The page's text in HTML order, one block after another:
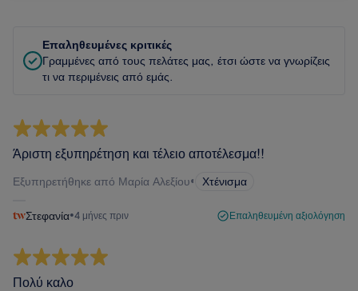
Επαληθευμένες κριτικές
Γραμμένες από τους πελάτες μας, έτσι ώστε να γνωρίζεις
τι να περιμένεις από εμάς.
Άριστη εξυπηρέτηση και τέλειο αποτέλεσμα!!
Εξυπηρετήθηκε από Μαρία Αλεξίου• Χτένισμα
Στεφανία•4 μήνες πριν Επαληθευμένη αξιολόγηση
Πολύ καλο